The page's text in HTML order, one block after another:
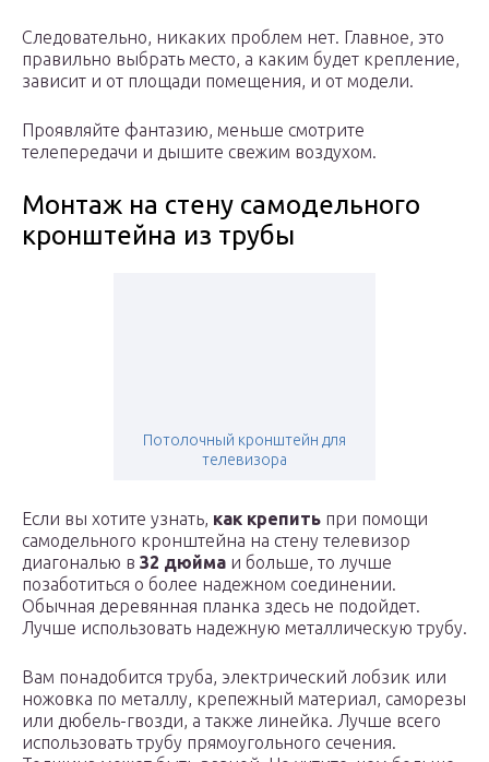
Следовательно, никаких проблем нет. Главное, это
правильно выбрать место, а каким будет крепление,
зависит и от площади помещения, и от модели.
Проявляйте фантазию, меньше смотрите
телепередачи и дышите свежим воздухом.
Монтаж на стену самодельного
кронштейна из трубы
Потолочный кронштейн для
телевизора
Если вы хотите узнать, как крепить при помощи
самодельного кронштейна на стену телевизор
диагональю в 32 дюйма и больше, то лучше
позаботиться о более надежном соединении.
Обычная деревянная планка здесь не подойдет.
Лучше использовать надежную металлическую трубу.
Вам понадобится труба, электрический лобзик или
ножовка по металлу, крепежный материал, саморезы
или дюбель-гвозди, а также линейка. Лучше всего
использовать трубу прямоугольного сечения.